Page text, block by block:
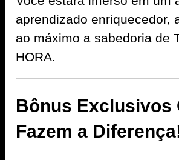
aprendizado enriquecedor,
ao máximo a sabedoria de
HORA.
Bônus Exclusivos
Fazem a